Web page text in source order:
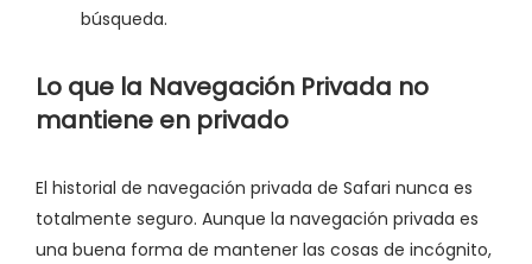
búsqueda.
Lo que la Navegación Privada no
mantiene en privado
El historial de navegación privada de Safari nunca es
totalmente seguro. Aunque la navegación privada es
una buena forma de mantener las cosas de incógnito,